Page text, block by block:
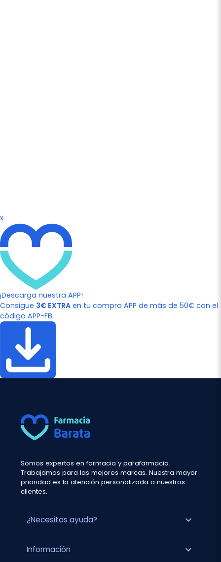
x
¡Descarga nuestra APP!
Consigue 3€ EXTRA en tu compra APP de más de 50€ con el
código APP-FB
Somos expertos en farmacia y parafarmacia.
Trabajamos para las mejores marcas. Nuestra mayor
prioridad es la atención personalizada a nuestros
clientes.
¿Necesitas ayuda? expand_more
Información expand_more